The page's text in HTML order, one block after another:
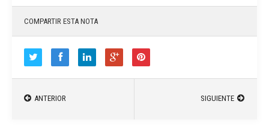
COMPARTIR ESTA NOTA
ANTERIOR SIGUIENTE